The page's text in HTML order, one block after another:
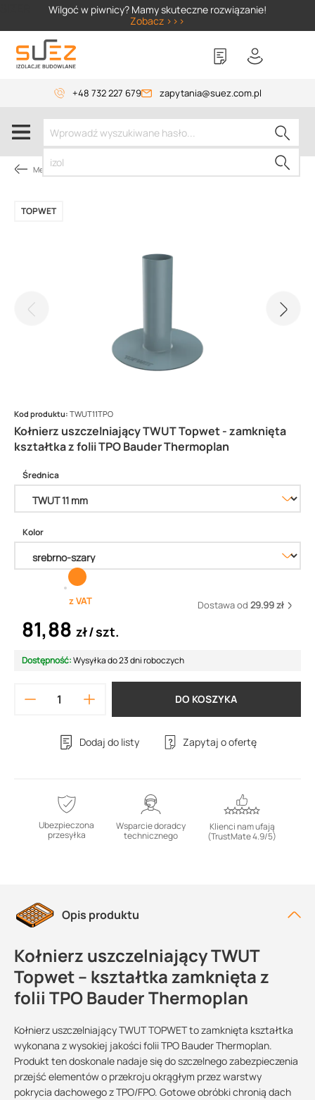
Wilgoć w piwnicy? Mamy skuteczne rozwiązanie!
Zobacz >>>
+48 732 227 679 zapytania@suez.com.pl
Membrany dachowe
Kołnierz uszczelniający TWUT Topwet - zamknięta
kształtka z folii TPO Bauder Thermoplan
TOPWET
Kod produktu: TWUT11TPO
Średnica
Kolor
z VAT Dostawa od 29.99 zł
81,88 zł szt.
Dostępność:Wysyłka do 23 dni roboczych
DO KOSZYKA
Dodaj do listy Zapytaj o ofertę
Ubezpieczona
przesyłka
Wsparcie doradcy
technicznego
Klienci nam ufają
(TrustMate 4.9/5)
Opis produktu
Kołnierz uszczelniający TWUT
Topwet – kształtka zamknięta z
folii TPO Bauder Thermoplan
Kołnierz uszczelniający TWUT TOPWET to zamknięta kształtka
wykonana z wysokiej jakości folii TPO Bauder Thermoplan.
Produkt ten doskonale nadaje się do szczelnego zabezpieczenia
przejść elementów o przekroju okrągłym przez warstwy
pokrycia dachowego z TPO/FPO. Gotowe obróbki chronią dach